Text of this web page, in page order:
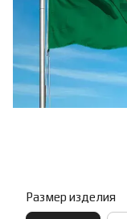
Размер изделия